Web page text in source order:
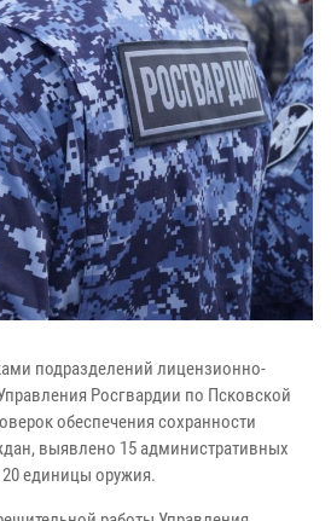
подразделений лицензионно-
Росгвардии по Псковской
обеспечения сохранности
выявлено 15 административных
единицы оружия.